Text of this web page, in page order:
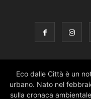
Eco dalle Città è un
urbano. Nato nel
sulla cronaca